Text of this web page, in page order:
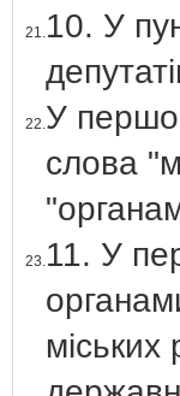
21.10. У
22.У
слова
23.11. У